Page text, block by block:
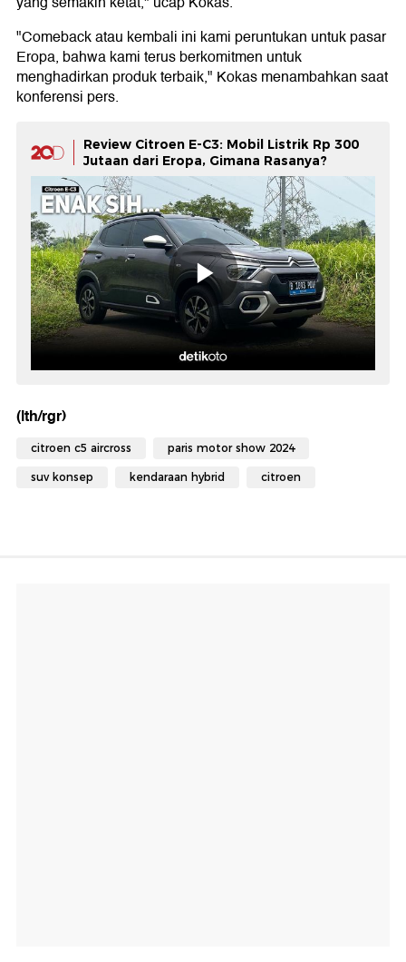
"Comeback atau kembali ini kami peruntukan untuk pasar
Eropa, bahwa kami terus berkomitmen untuk
menghadirkan produk terbaik," Kokas menambahkan saat
konferensi pers.
Review Citroen E-C3: Mobil Listrik Rp 300
Jutaan dari Eropa, Gimana Rasanya?
(lth/rgr)
citroen c5 aircross paris motor show 2024
suv konsep kendaraan hybrid citroen